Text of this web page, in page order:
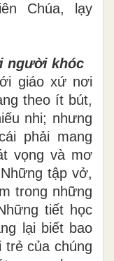
Chúa, lạy
người khóc
giáo xứ nơi
theo ít bút,
nhi; nhưng
phải mang
vọng và mơ
tập vở,
trong những
tiết học
lại biết bao
trẻ của chúng